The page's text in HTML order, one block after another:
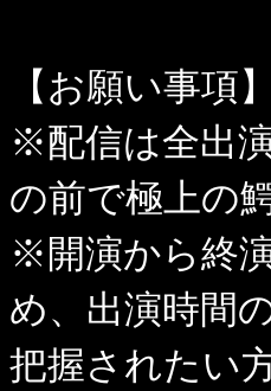
【お願い事項】
※配信は全出
の前で極上の
※開演から終
め、出演時間
把握されたい